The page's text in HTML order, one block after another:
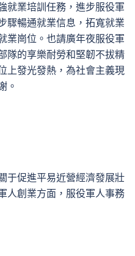
就業培訓任務，進步服役軍
驟暢通就業信息，拓寬就業
業崗位。也請廣年夜服役軍
隊的享樂耐勞和堅韌不拔精
上發光發熱，為社會主義現
。
于促進平易近營經濟發展壯
人創業方面，服役軍人事務